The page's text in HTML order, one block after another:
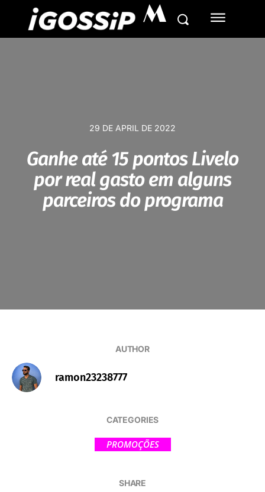
M
29 DE APRIL DE 2022
Ganhe até 15 pontos Livelo
por real gasto em alguns
parceiros do programa
AUTHOR
ramon23238777
CATEGORIES
PROMOÇÕES
SHARE